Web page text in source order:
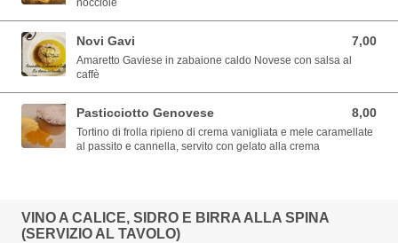
nocciole
Novi Gavi 7,00
7,00 EUR
Amaretto Gaviese in zabaione caldo Novese con salsa al
caffè
Pasticciotto Genovese 8,00
8,00 EUR
Tortino di frolla ripieno di crema vanigliata e mele caramellate
al passito e cannella, servito con gelato alla crema
VINO A CALICE, SIDRO E BIRRA ALLA SPINA
(SERVIZIO AL TAVOLO)